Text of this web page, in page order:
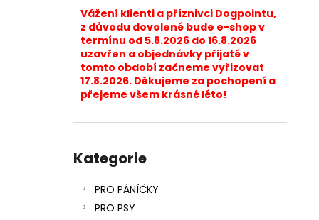
Vážení klienti a příznivci Dogpointu,
z důvodu dovolené bude e-shop v
termínu od 5.8.2026 do 16.8.2026
uzavřen a objednávky přijaté v
tomto období začneme vyřizovat
17.8.2026. Děkujeme za pochopení a
přejeme všem krásné léto!
kategorie
Kategorie
PRO PÁNÍČKY
PRO PSY